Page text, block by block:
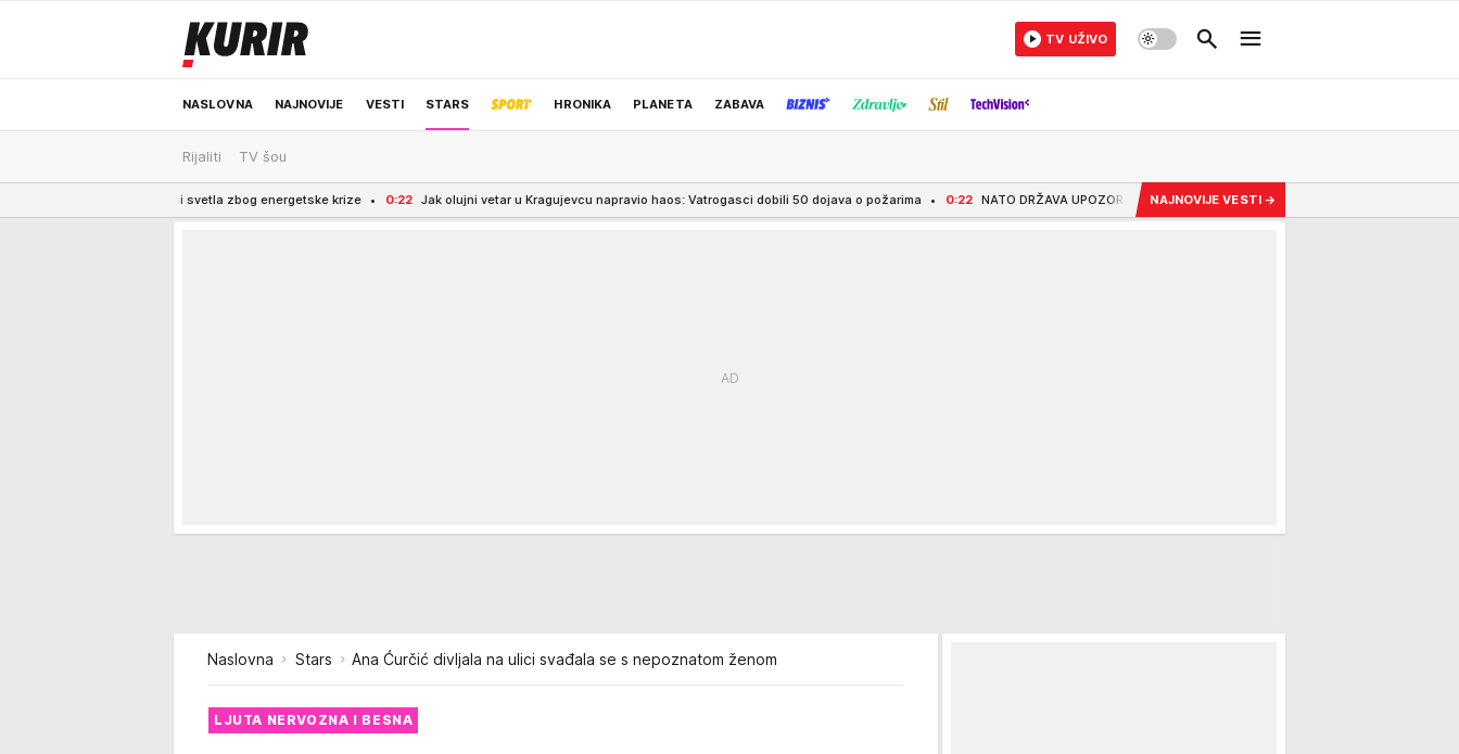
NASLOVNA NAJNOVIJE VESTI STARS HRONIKA PLANETA ZABAVA
ODRŽIVA BUDUĆNOST
TV UŽIVO
Rijaliti TV šou
da gasi svetla zbog energetske krize 0:22 Jak olujni vetar u Kragujevcu napravio haos: Vatrogasci dobili 50 dojava o požarima 0:22 NATO DRŽAVA UPOZORAVA: Rusija bi mogla da upotrebi ukrajinske dronove u napadu na OVAJ
NAJNOVIJE VESTI →
Naslovna Stars Ana Ćurčić divljala na ulici svađala se s nepoznatom ženom
LJUTA NERVOZNA I BESNA